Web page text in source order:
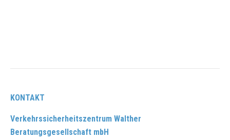
KONTAKT
Verkehrssicherheitszentrum Walther
Beratungsgesellschaft mbH